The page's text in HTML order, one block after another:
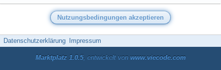
Datenschutzerklärung Impressum
Marktplatz 1.0.5, entwickelt von www.viecode.com